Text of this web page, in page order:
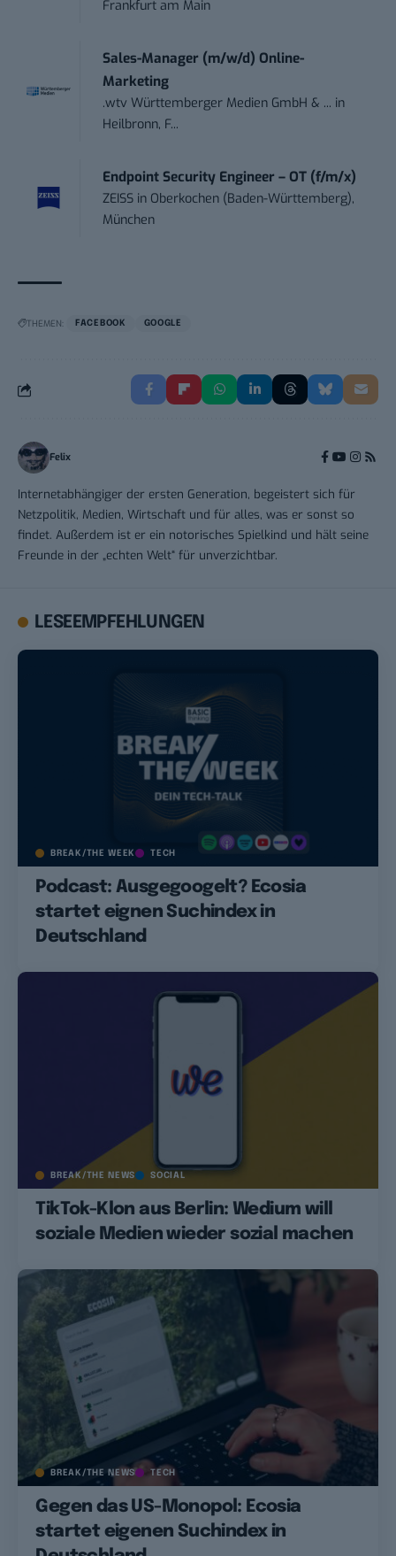
Frankfurt am Main
Sales-Manager (m/w/d) Online-
Marketing
.wtv Württemberger Medien GmbH & ... in
Heilbronn, F...
Endpoint Security Engineer – OT (f/m/x)
ZEISS in Oberkochen (Baden-Württemberg),
München
THEMEN: FACEBOOK GOOGLE
Felix
Internetabhängiger der ersten Generation, begeistert sich für
Netzpolitik, Medien, Wirtschaft und für alles, was er sonst so
findet. Außerdem ist er ein notorisches Spielkind und hält seine
Freunde in der „echten Welt“ für unverzichtbar.
LESEEMPFEHLUNGEN
BREAK/THE WEEK TECH
Podcast: Ausgegoogelt? Ecosia
startet eignen Suchindex in
Deutschland
BREAK/THE NEWS SOCIAL
TikTok-Klon aus Berlin: Wedium will
soziale Medien wieder sozial machen
BREAK/THE NEWS TECH
Gegen das US-Monopol: Ecosia
startet eigenen Suchindex in